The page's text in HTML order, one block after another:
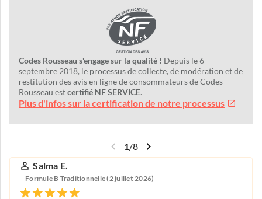
Codes Rousseau s'engage sur la qualité ! Depuis le 6
septembre 2018, le processus de collecte, de modération et de
restitution des avis en ligne de consommateurs de Codes
Rousseau estcertifié NF SERVICE.
Plus d'infos sur la certification de notre processus
1/8
Salma E.
Formule B Traditionnelle (2 juillet 2026)